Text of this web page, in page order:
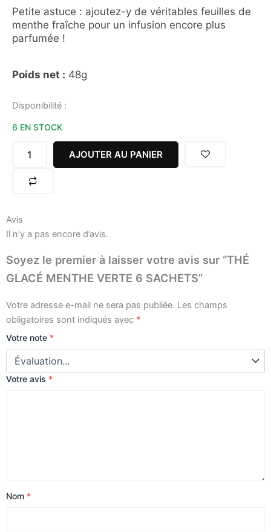
Petite astuce : ajoutez-y de véritables feuilles de
menthe fraîche pour un infusion encore plus
parfumée !
Poids net : 48g
Disponibilité :
6 EN STOCK
quantité
THÉ
MENTHE
SACHETS
AJOUTER AU PANIER
Avis
Il n’y a pas encore d’avis.
Soyez le premier à laisser votre avis sur “THÉ
GLACÉ MENTHE VERTE 6 SACHETS”
Votre adresse e-mail ne sera pas publiée. Les champs
obligatoires sont indiqués avec *
Votre note *
Votre avis *
Nom *